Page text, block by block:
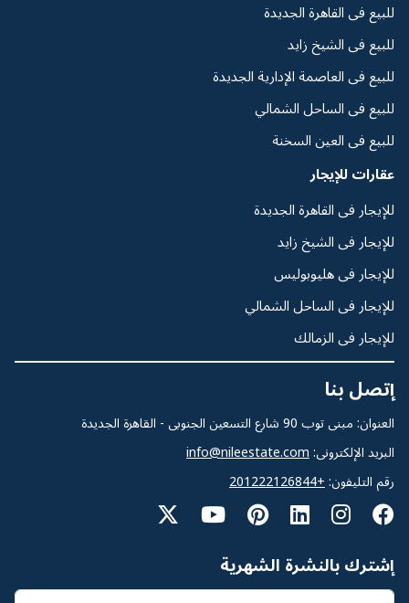
للبيع فى القاهرة الجديدة
للبيع فى الشيخ زايد
للبيع فى العاصمة الإدارية الجديدة
للبيع فى الساحل الشمالي
للبيع فى العين السخنة
عقارات للإيجار
للإيجار فى القاهرة الجديدة
للإيجار فى الشيخ زايد
للإيجار فى هليوبوليس
للإيجار فى الساحل الشمالي
للإيجار فى الزمالك
إتصل بنا
العنوان: مبنى توب 90 شارع التسعين الجنوبى - القاهرة الجديدة
البريد الإلكترونى: info@nileestate.com
رقم التليفون: +201222126844
إشترك بالنشرة الشهرية